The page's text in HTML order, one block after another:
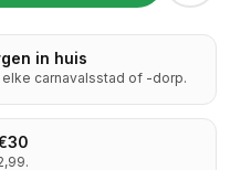
in huis
carnavalsstad of -dorp.